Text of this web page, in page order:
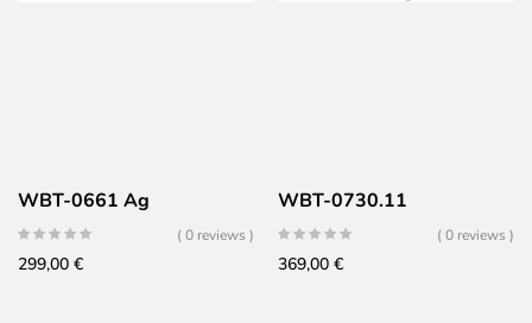
WBT-0661 Ag
( 0 reviews )
299,00 €
WBT-0730.11
( 0 reviews )
369,00 €